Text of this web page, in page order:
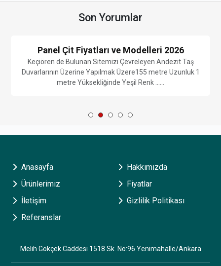
Son Yorumlar
Panel Çit Fiyatları ve Modelleri 2026
Keçiören de Bulunan Sitemizi Çevreleyen Andezit Taş
Duvarlarının Üzerine Yapılmak Üzere155 metre Uzunluk 1
metre Yüksekliğinde Yeşil Renk ......
Anasayfa
Hakkımızda
Ürünlerimiz
Fiyatlar
İletişim
Gizlilik Politikası
Referanslar
Melih Gökçek Caddesi 1518 Sk. No:96 Yenimahalle/Ankara